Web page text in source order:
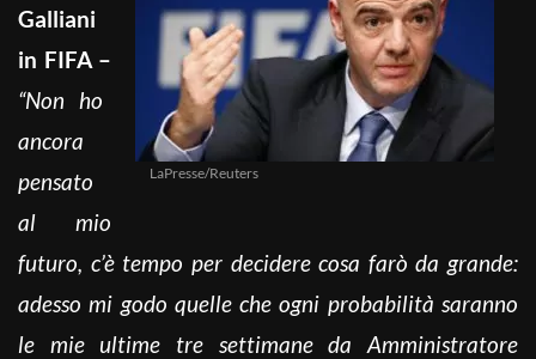
LaPresse/Reuters
Galliani
in FIFA –
“Non ho
ancora
pensato
al mio
futuro, c’è tempo per decidere cosa farò da grande:
adesso mi godo quelle che ogni probabilità saranno
le mie ultime tre settimane da Amministratore